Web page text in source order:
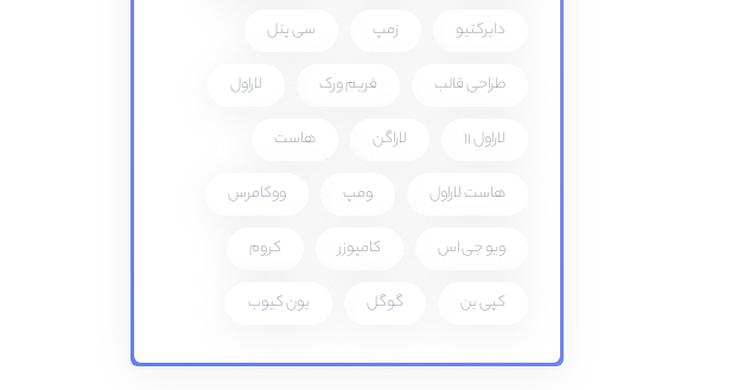
دایرکتیو زمپ سی پنل
طراحی قالب فریم ورک لاراول
لاراول 11 لاراگن هاست
هاست لاراول ومپ ووکامرس
ویو جی اس کامپوزر کروم
کپی بن گوگل یون کیوب